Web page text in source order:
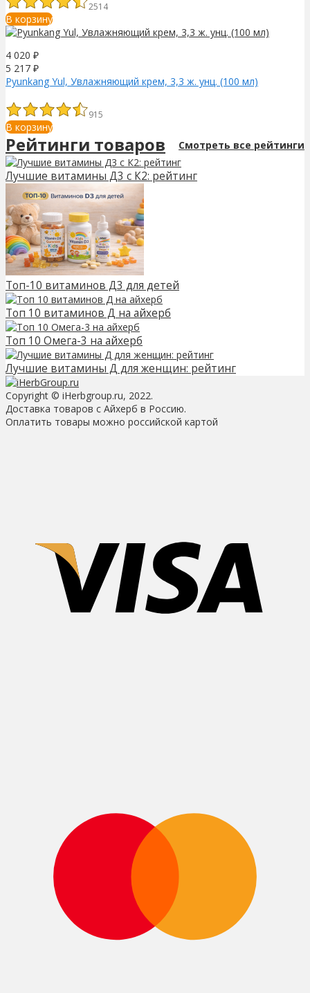
2514
В корзину
4 020 ₽
5 217 ₽
Pyunkang Yul, Увлажняющий крем, 3,3 ж. унц. (100 мл)
915
В корзину
Рейтинги товаров Смотреть все рейтинги
Лучшие витамины Д3 с К2: рейтинг
Топ-10 витаминов Д3 для детей
Топ 10 витаминов Д на айхерб
Топ 10 Омега-3 на айхерб
Лучшие витамины Д для женщин: рейтинг
Copyright © iHerbgroup.ru, 2022.
Доставка товаров с Айхерб в Россию.
Оплатить товары можно российской картой